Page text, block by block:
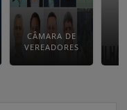
CÂMARA DE
VEREADORES